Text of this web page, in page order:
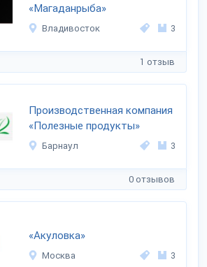
«Магаданрыба»
Владивосток 3
1 отзыв
Производственная компания
«Полезные продукты»
Барнаул 3
0 отзывов
«Акуловка»
Москва 3